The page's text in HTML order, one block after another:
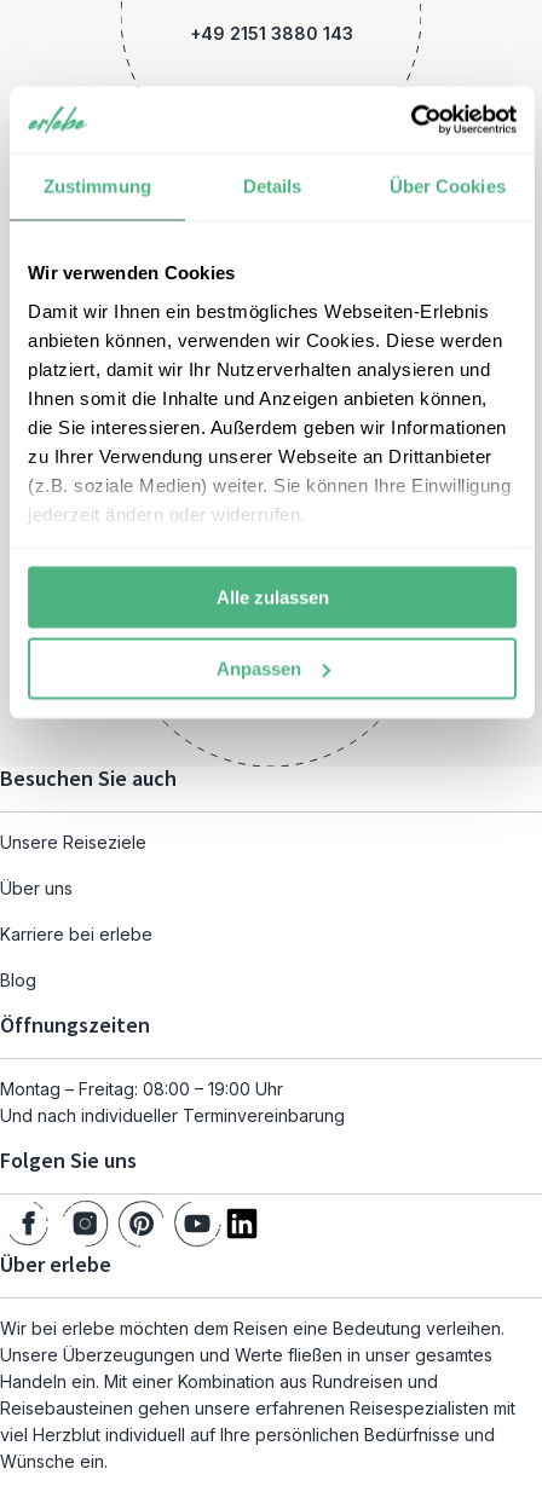
Zustimmung Details Über Cookies
Wir verwenden Cookies
Damit wir Ihnen ein bestmögliches Webseiten-Erlebnis
anbieten können, verwenden wir Cookies. Diese werden
platziert, damit wir Ihr Nutzerverhalten analysieren und
Ihnen somit die Inhalte und Anzeigen anbieten können,
die Sie interessieren. Außerdem geben wir Informationen
zu Ihrer Verwendung unserer Webseite an Drittanbieter
(z.B. soziale Medien) weiter. Sie können Ihre Einwilligung
jederzeit ändern oder widerrufen.
Alle zulassen
Anpassen
+49 2151 3880 143
E-Mail
kanada@erlebe.de
Montag – Freitag:
und nach individueller
Terminvereinbarung
Besuchen Sie auch
Unsere Reiseziele
Über uns
Karriere bei erlebe
Blog
Öffnungszeiten
Montag – Freitag: 08:00 – 19:00 Uhr
Und nach individueller Terminvereinbarung
Folgen Sie uns
Über erlebe
Wir bei erlebe möchten dem Reisen eine Bedeutung verleihen.
Unsere Überzeugungen und Werte fließen in unser gesamtes
Handeln ein. Mit einer Kombination aus Rundreisen und
Reisebausteinen gehen unsere erfahrenen Reisespezialisten mit
viel Herzblut individuell auf Ihre persönlichen Bedürfnisse und
Wünsche ein.